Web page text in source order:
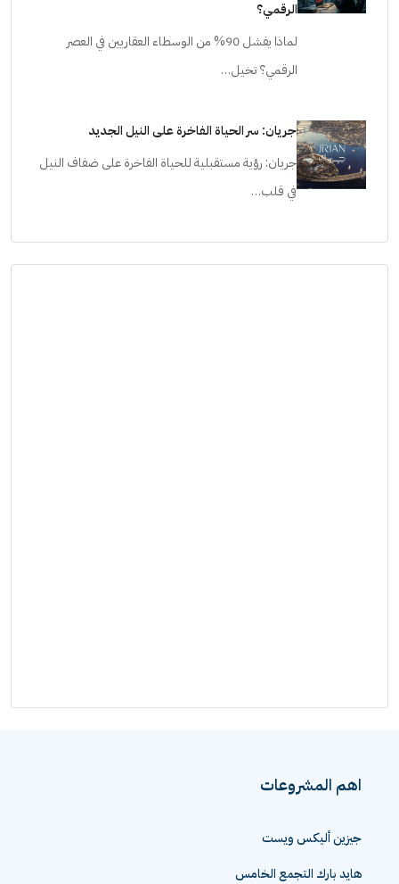
الرقمي؟
لماذا يفشل 90% من الوسطاء العقاريين في العصر
الرقمي؟ تخيل…
جريان: سر الحياة الفاخرة على النيل الجديد
جريان: رؤية مستقبلية للحياة الفاخرة على ضفاف النيل
في قلب…
اهم المشروعات
جيزين أليكس ويست
هايد بارك التجمع الخامس